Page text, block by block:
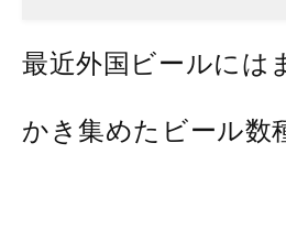
最近外国ビールには
かき集めたビール数